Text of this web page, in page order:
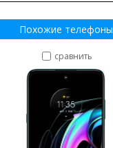
Похожие телефоны
сравнить